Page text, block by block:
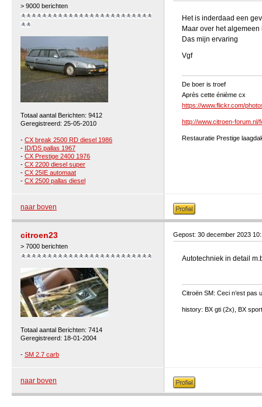
> 9000 berichten
Totaal aantal Berichten: 9412
Geregistreerd: 25-05-2010
- CX break 2500 RD diesel 1986
- ID/DS pallas 1967
- CX Prestige 2400 1976
- CX 2200 diesel super
- CX 25IE automaat
- CX 2500 pallas diesel
Het is inderdaad een
Maar over het
Das mijn ervaring
Vgf
De boer is troef
Après cette énième cx
https://www.flickr.com/
http://www.citroen-
Restauratie Prestige
naar boven
citroen23
> 7000 berichten
Totaal aantal Berichten: 7414
Geregistreerd: 18-01-2004
- SM 2.7 carb
Gepost: 30 december 2023
Autotechniek in detail
Citroën SM: Ceci n’est pas
history: BX gti (2x), BX
naar boven